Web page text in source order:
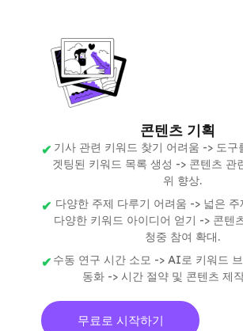
콘텐츠 기획
기사 관련 키워드 찾기 어려움 -> 도구
겟팅된 키워드 목록 생성 -> 콘텐츠 관
위 향상.
다양한 주제 다루기 어려움 -> 넓은 주
다양한 키워드 아이디어 얻기 -> 콘텐
청중 참여 확대.
수동 연구 시간 소모 -> AI로 키워드
동화 -> 시간 절약 및 콘텐츠 제
무료로 시작하기